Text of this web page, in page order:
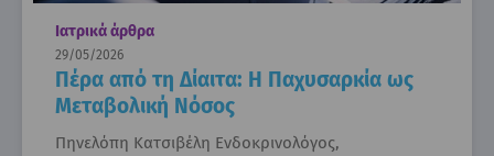
Ιατρικά άρθρα
29/05/2026
Πέρα από τη Δίαιτα: Η Παχυσαρκία ως
Μεταβολική Νόσος
Πηνελόπη Κατσιβέλη Ενδοκρινολόγος,